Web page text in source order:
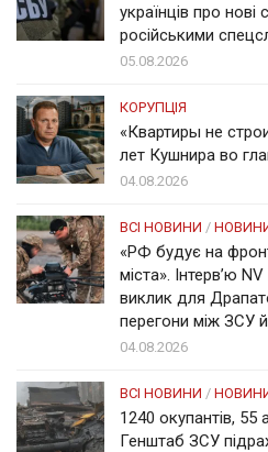
українців про
російськими
05.08.2026
КОРУПЦІЯ
«Квартиры не
лет Кушнира во
04.08.2026
ВСІ НОВИНИ /
«РФ будує на
міста». Інтерв’ю
виклик для
перегони між ЗСУ
04.08.2026
ВСІ НОВИНИ /
1240 окупантів, 55
Генштаб ЗСУ